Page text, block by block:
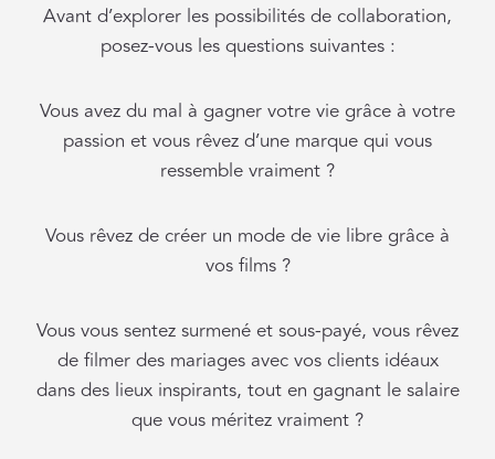
Avant d’explorer les possibilités de collaboration,
posez-vous les questions suivantes :
Vous avez du mal à gagner votre vie grâce à votre
passion et vous rêvez d’une marque qui vous
ressemble vraiment ?
Vous rêvez de créer un mode de vie libre grâce à
vos films ?
Vous vous sentez surmené et sous-payé, vous rêvez
de filmer des mariages avec vos clients idéaux
dans des lieux inspirants, tout en gagnant le salaire
que vous méritez vraiment ?